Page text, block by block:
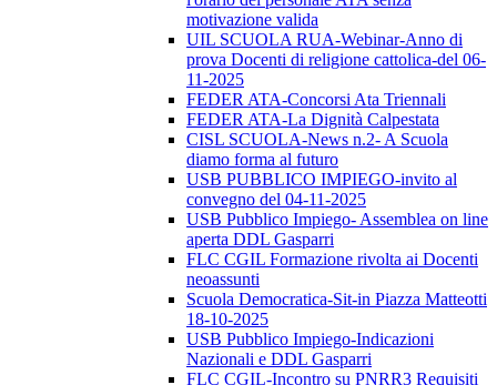
motivazione valida
UIL SCUOLA RUA-Webinar-Anno di
prova Docenti di religione cattolica-del 06-
11-2025
FEDER ATA-Concorsi Ata Triennali
FEDER ATA-La Dignità Calpestata
CISL SCUOLA-News n.2- A Scuola
diamo forma al futuro
USB PUBBLICO IMPIEGO-invito al
convegno del 04-11-2025
USB Pubblico Impiego- Assemblea on line
aperta DDL Gasparri
FLC CGIL Formazione rivolta ai Docenti
neoassunti
Scuola Democratica-Sit-in Piazza Matteotti
18-10-2025
USB Pubblico Impiego-Indicazioni
Nazionali e DDL Gasparri
FLC CGIL-Incontro su PNRR3 Requisiti